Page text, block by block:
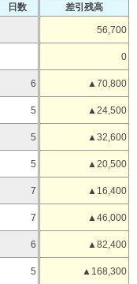
日数 差引残高
56,700
0
6 ▲70,800
5 ▲24,500
5 ▲32,600
5 ▲20,500
7 ▲16,400
7 ▲46,000
6 ▲82,400
5 ▲168,300